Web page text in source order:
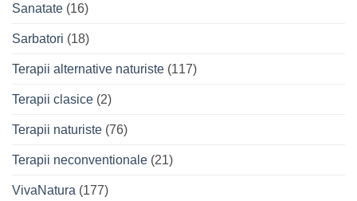
Sanatate (16)
Sarbatori (18)
Terapii alternative naturiste (117)
Terapii clasice (2)
Terapii naturiste (76)
Terapii neconventionale (21)
VivaNatura (177)